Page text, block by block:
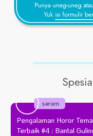
Punya uneg-uneg
Yuk isi formulir
Pengalaman Horor
Terbaik #4 : Bantal
seram